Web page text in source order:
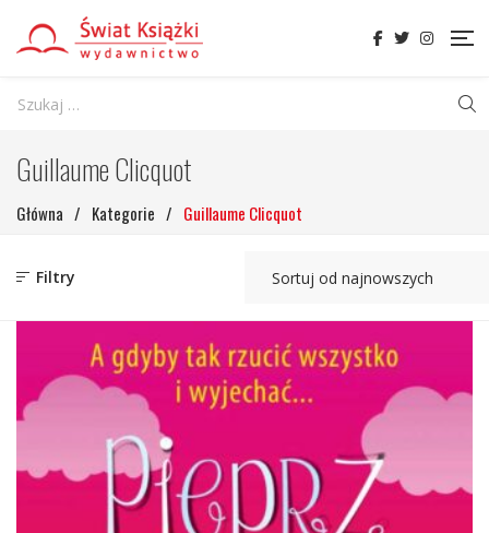
Guillaume Clicquot
Główna / Kategorie / Guillaume Clicquot
Filtry